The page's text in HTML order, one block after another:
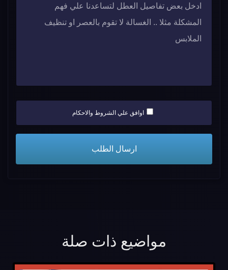
اوافق علي الشروط والاحكام
مواضيع ذات صلة